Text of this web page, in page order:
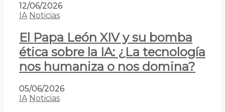
12/06/2026
IA Noticias
El Papa León XIV y su bomba
ética sobre la IA: ¿La tecnología
nos humaniza o nos domina?
05/06/2026
IA Noticias